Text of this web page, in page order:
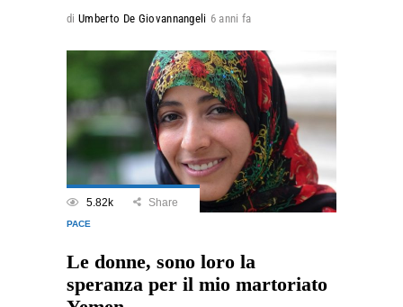
di Umberto De Giovannangeli 6 anni fa
5.82k Share
PACE
Le donne, sono loro la
speranza per il mio martoriato